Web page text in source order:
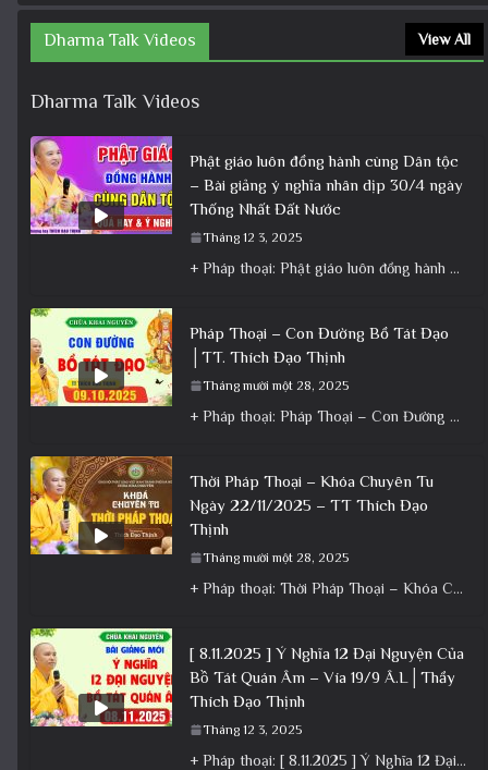
Dharma Talk Videos View All
Dharma Talk Videos
Phật giáo luôn đồng hành cùng Dân tộc
– Bài giảng ý nghĩa nhân dịp 30/4 ngày
Thống Nhất Đất Nước
Tháng 12 3, 2025
+ Pháp thoại: Phật giáo luôn đồng hành cùng Dân tộc – Bài giảng ý nghĩa nhân dịp 30/4 ngày
Pháp Thoại – Con Đường Bồ Tát Đạo
│TT. Thích Đạo Thịnh
Tháng mười một 28, 2025
+ Pháp thoại: Pháp Thoại – Con Đường Bồ Tát Đạo │TT. Thích Đạo Thịnh + Album: Pháp Thoại +
Thời Pháp Thoại – Khóa Chuyên Tu
Ngày 22/11/2025 – TT Thích Đạo
Thịnh
Tháng mười một 28, 2025
+ Pháp thoại: Thời Pháp Thoại – Khóa Chuyên Tu Ngày 22/11/2025 – TT Thích Đạo Thịnh + Album: Pháp
[ 8.11.2025 ] Ý Nghĩa 12 Đại Nguyện Của
Bồ Tát Quán Âm – Vía 19/9 Â.L│Thầy
Thích Đạo Thịnh
Tháng 12 3, 2025
+ Pháp thoại: [ 8.11.2025 ] Ý Nghĩa 12 Đại Nguyện Của Bồ Tát Quán Âm – Vía 19/9 Â.L│Thầy